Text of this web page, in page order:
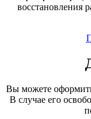
восстановления
Вы можете
В случае его